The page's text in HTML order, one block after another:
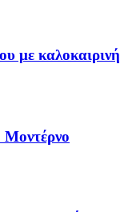
με καλοκαιρινή
Μοντέρνο